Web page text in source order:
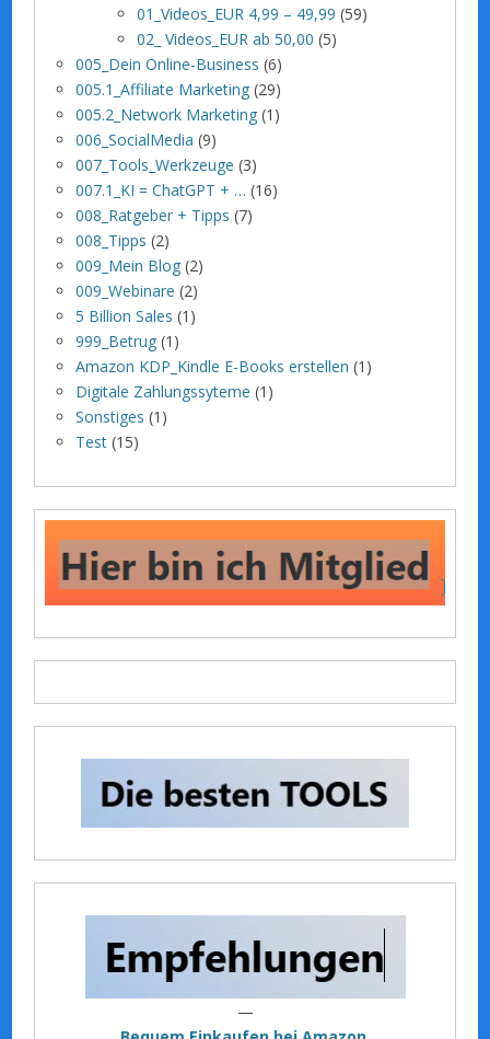
01_Videos_EUR 4,99 – 49,99 (59)
02_ Videos_EUR ab 50,00 (5)
005_Dein Online-Business (6)
005.1_Affiliate Marketing (29)
005.2_Network Marketing (1)
006_SocialMedia (9)
007_Tools_Werkzeuge (3)
007.1_KI = ChatGPT + … (16)
008_Ratgeber + Tipps (7)
008_Tipps (2)
009_Mein Blog (2)
009_Webinare (2)
5 Billion Sales (1)
999_Betrug (1)
Amazon KDP_Kindle E-Books erstellen (1)
Digitale Zahlungssyteme (1)
Sonstiges (1)
Test (15)
—